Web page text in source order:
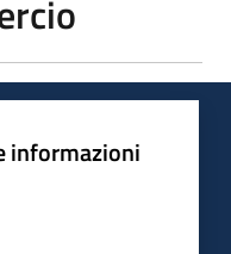
informazioni